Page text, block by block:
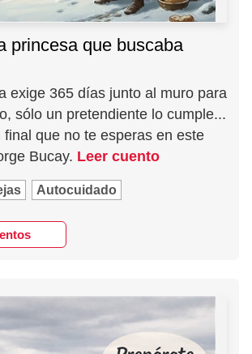
princesa que buscaba
exige 365 días junto al muro para
sólo un pretendiente lo cumple...
final que no te esperas en este
Bucay. Leer cuento
Autocuidado